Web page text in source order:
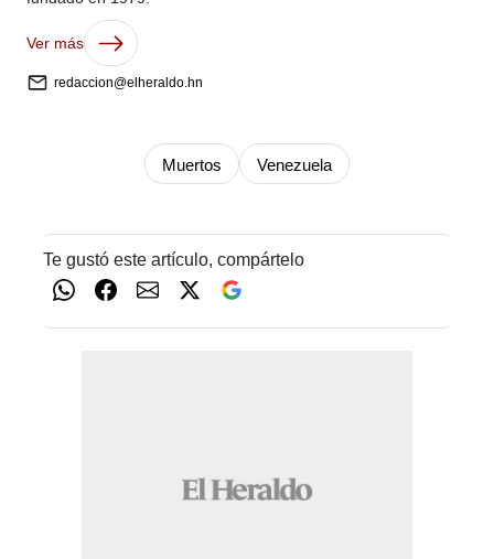
Ver más
redaccion@elheraldo.hn
Muertos Venezuela
Te gustó este artículo, compártelo